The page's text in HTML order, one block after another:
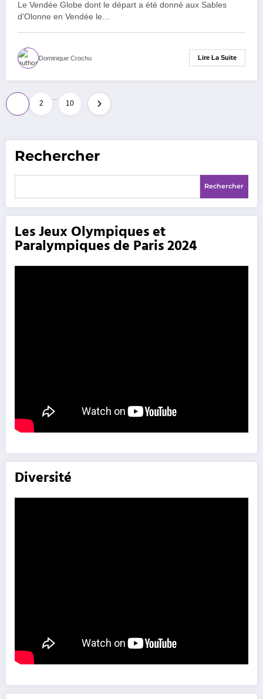
Le Vendée Globe dont le départ a été donné aux Sables
d'Olonne en Vendée le…
Dominique Crochu Lire La Suite
Pagination
des
publications
2
…
10
Rechercher
Rechercher
Les Jeux Olympiques et
Paralympiques de Paris 2024
Diversité